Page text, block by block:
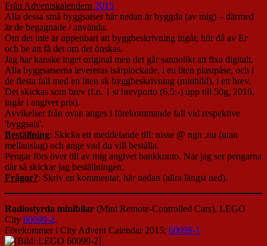
Från Adventskalendern 2015
Alla dessa små byggsatser här nedan är byggda (av mig) – därmed
är de begagnade / använda.
Om det inte är uppenbart att byggbeskrivning ingår, hör då av Er
och be att få det om det önskas.
Jag har kanske inget original men det går sannolikt att fixa digitalt.
Alla byggsatserna levereras isärplockade, i en liten plastpåse, och i
de flesta fall med en liten sk byggbeskrivning (minbild), i ett brev.
Det skickas som brev (f.n. 1 st brevporto (6,5:-) upp till 50g, 2016,
ingår i angivet pris).
Avvikelser från ovan anges i förekommande fall vid respektive
'byggsats'.
Beställning: Skicka ett meddelande till: nisse @ ngn .nu (utan
mellanslag) och ange vad du vill beställa.
Pengar förs över till av mig angivet bankkonto. När jag ser pengarna
där så skickar jag beställningen.
Frågor?: Skriv en kommentar, här nedan (allra längst ned).
Radiostyrda minibilar (Mini Remote-Controlled Cars), LEGO
City 60099-2.
Förekommer i City Advent Calendar 2015; 60099-1